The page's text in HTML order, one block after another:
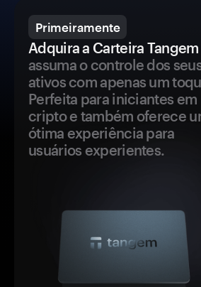
Primeiramente
Adquira a Carteira Tangem
assuma o controle dos
ativos com apenas um
Perfeita para iniciantes em
cripto e também oferece
ótima experiência para
usuários experientes.